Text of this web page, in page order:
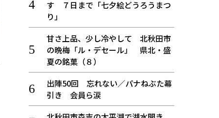
す ７日まで「七夕絵どうろうまつ
り」
甘さ上品、少し冷やして 北秋田市
の晩梅「ル・デセール」 県北・盛
夏の銘菓（８）
出陣50回 忘れない／パナねぶた幕
引き 会員ら涙